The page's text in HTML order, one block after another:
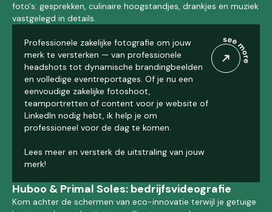
foto's: gesprekken, culinaire hoogstandjes, drankjes en muziek
vastgelegd in details.
Professionele zakelijke fotografie om jouw
merk te versterken — van professionele
headshots tot dynamische brandingbeelden
en volledige eventreportages. Of je nu een
eenvoudige zakelijke fotoshoot,
teamportretten of content voor je website of
LinkedIn nodig hebt, ik help je om
professioneel voor de dag te komen.
Lees meer en versterk de uitstraling van jouw
merk!
Huboo & Primal Soles: bedrijfsvideografie
Kom achter de schermen van eco-innovatie terwijl je getuige